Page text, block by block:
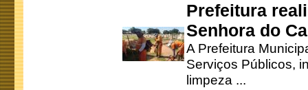
Prefeitura
Senhora do
A Prefeitura
Serviços Públicos,
limpeza ...